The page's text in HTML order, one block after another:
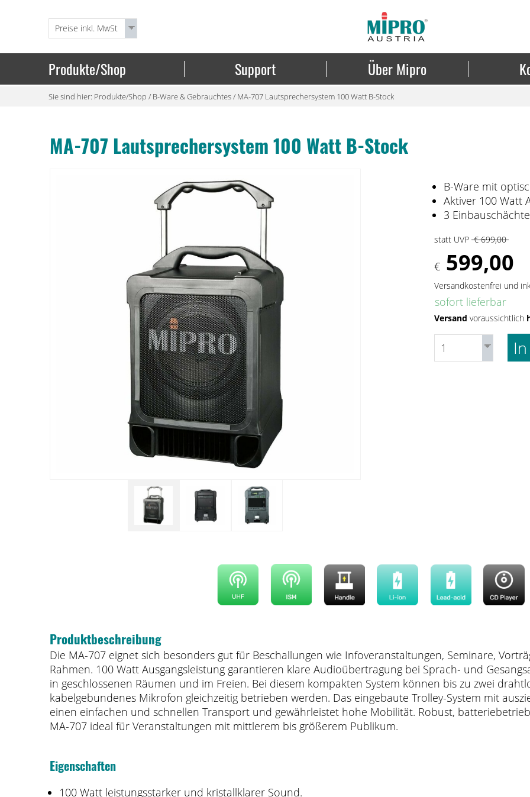
Produkte/Shop Support Über Mipro
Sie sind hier: Produkte/Shop / B-Ware & Gebrauchtes/ MA-707 Lautsprechersystem 100 Watt B-Stock
MA-707 Lautsprechersystem 100 Watt B-Stock
B-Ware mit
Aktiver 100 Watt
3
statt UVP €699,00
€ 599,00
Versandkostenfrei und
sofort lieferbar
Versand voraussichtlich
Produktbeschreibung
Die MA-707 eignet sich besonders gut für Beschallungen wie Infoveranstaltungen, Seminare,
Rahmen. 100 Watt Ausgangsleistung garantieren klare Audioübertragung bei Sprach- und
in geschlossenen Räumen und im Freien. Bei diesem kompakten System können bis zu zwei
kabelgebundenes Mikrofon gleichzeitig betrieben werden. Das eingebaute Trolley-System mit
einen einfachen und schnellen Transport und gewährleistet hohe Mobilität. Robust,
MA-707 ideal für Veranstaltungen mit mittlerem bis größerem Publikum.
Eigenschaften
100 Watt leistungsstarker und kristallklarer Sound.